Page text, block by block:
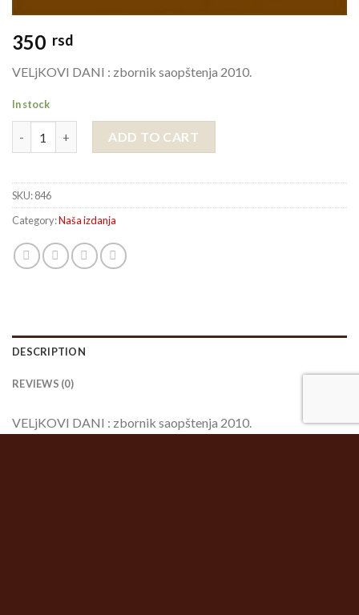
350 rsd
VELjKOVI DANI : zbornik saopštenja 2010.
In stock
ADD TO CART
SKU:846
Category:Naša izdanja
DESCRIPTION
REVIEWS (0)
VELjKOVI DANI : zbornik saopštenja 2010.